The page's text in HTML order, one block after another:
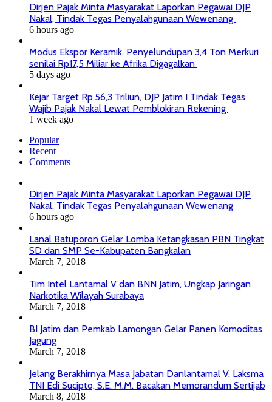
Dirjen Pajak Minta Masyarakat Laporkan Pegawai DJP
Nakal, Tindak Tegas Penyalahgunaan Wewenang
6 hours ago
Modus Ekspor Keramik, Penyelundupan 3,4 Ton Merkuri
senilai Rp17,5 Miliar ke Afrika Digagalkan
5 days ago
Kejar Target Rp.56,3 Triliun, DJP Jatim I Tindak Tegas
Wajib Pajak Nakal Lewat Pemblokiran Rekening
1 week ago
Popular
Recent
Comments
Dirjen Pajak Minta Masyarakat Laporkan Pegawai DJP
Nakal, Tindak Tegas Penyalahgunaan Wewenang
6 hours ago
Lanal Batuporon Gelar Lomba Ketangkasan PBN Tingkat
SD dan SMP Se-Kabupaten Bangkalan
March 7, 2018
Tim Intel Lantamal V dan BNN Jatim, Ungkap Jaringan
Narkotika Wilayah Surabaya
March 7, 2018
BI Jatim dan Pemkab Lamongan Gelar Panen Komoditas
Jagung
March 7, 2018
Jelang Berakhirnya Masa Jabatan Danlantamal V, Laksma
TNI Edi Sucipto, S.E. M.M. Bacakan Memorandum Sertijab
March 8, 2018